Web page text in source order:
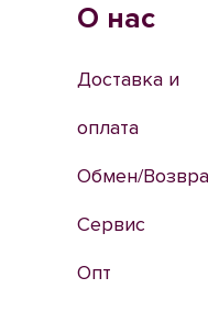
О нас
Доставка и
оплата
Обмен/
Сервис
Опт